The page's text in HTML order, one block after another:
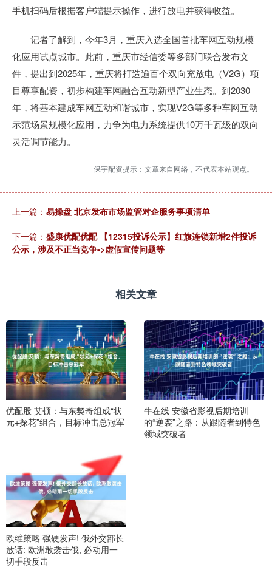
手机扫码后根据客户端提示操作，进行放电并获得收益。
记者了解到，今年3月，重庆入选全国首批车网互动规模
化应用试点城市。此前，重庆市经信委等多部门联合发布文
件，提出到2025年，重庆将打造逾百个双向充放电（V2G）项
目尊享配资，初步构建车网融合互动新型产业生态。到2030
年，将基本建成车网互动和谐城市，实现V2G等多种车网互动
示范场景规模化应用，力争为电力系统提供10万千瓦级的双向
灵活调节能力。
保宇配资提示：文章来自网络，不代表本站观点。
上一篇： 易操盘 北京发布市场监管对企服务事项清单
下一篇： 盛康优配优配 【12315投诉公示】红旗连锁新增2件投诉
公示，涉及不正当竞争->虚假宣传问题等
相关文章
优配股 艾顿：与东契奇组成“状
元+探花”组合，目标冲击总冠军
牛在线 安徽省影视后期培训
的“逆袭”之路：从跟随者到特色
领域突破者
欧维策略 强硬发声! 俄外交部长
放话: 欧洲敢袭击俄, 必动用一
切手段反击